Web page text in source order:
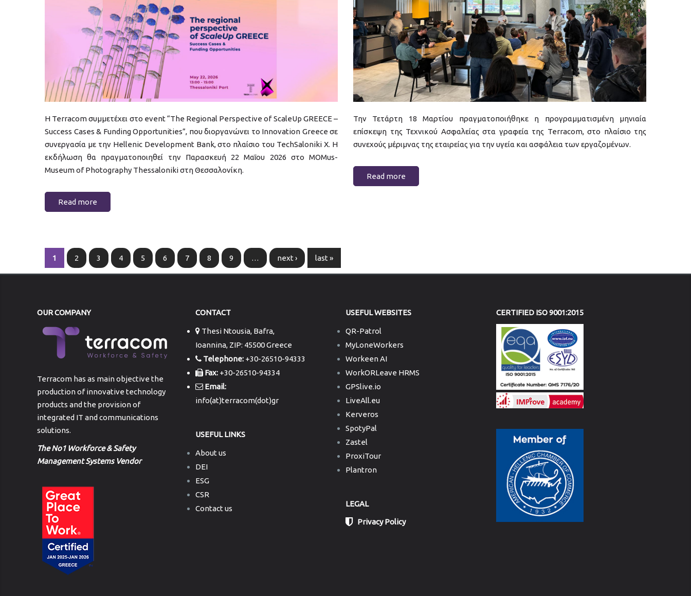
Η Terracom συμμετέχει στο event “The Regional Perspective of ScaleUp GREECE –
Success Cases & Funding Opportunities”, που διοργανώνει το Innovation Greece σε
συνεργασία με την Hellenic Development Bank, στο πλαίσιο του TechSaloniki X. Η
εκδήλωση θα πραγματοποιηθεί την Παρασκευή 22 Μαΐου 2026 στο MOMus-
Museum of Photography Thessaloniki στη Θεσσαλονίκη.
Read more
Την Τετάρτη 18 Μαρτίου πραγματοποιήθηκε η προγραμματισμένη μηνιαία
επίσκεψη της Τεχνικού Ασφαλείας στα γραφεία της Terracom, στο πλαίσιο της
συνεχούς μέριμνας της εταιρείας για την υγεία και ασφάλεια των εργαζομένων.
Read more
1 2 3 4 5 6 7 8 9 … next › last »
OUR COMPANY
Terracom has as main objective the
production of innovative technology
products and the provision of
integrated IT and communications
solutions.
The No1 Workforce & Safety
Management Systems Vendor
CONTACT
Thesi Ntousia, Bafra,
Ioannina, ZIP: 45500 Greece
Telephone:+30-26510-94333
Fax:+30-26510-94334
Email:
info(at)terracom(dot)gr
USEFUL LINKS
About us
DEI
ESG
CSR
Contact us
USEFUL WEBSITES
QR-Patrol
MyLoneWorkers
Workeen AI
WorkORLeave HRMS
GPSlive.io
LiveAll.eu
Kerveros
SpotyPal
Zastel
ProxiTour
Plantron
LEGAL
Privacy Policy
CERTIFIED ISO 9001:2015